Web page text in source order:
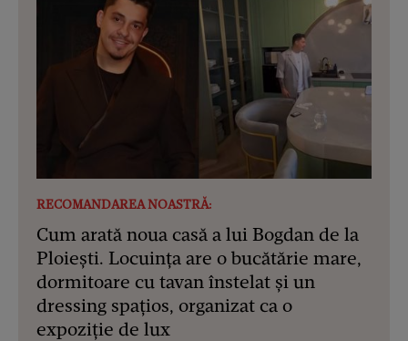
RECOMANDAREA NOASTRĂ:
Cum arată noua casă a lui Bogdan de la
Ploiești. Locuința are o bucătărie mare,
dormitoare cu tavan înstelat și un
dressing spațios, organizat ca o
expoziție de lux